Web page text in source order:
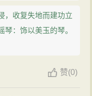
，收复失地而建功立
：饰以美玉的琴。
赞(0)